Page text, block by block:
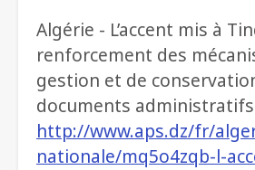
Algérie - L’accent mis à
renforcement des
gestion et de
documents administratifs
http://www.aps.dz/fr/
nationale/mq5o4zqb-l-